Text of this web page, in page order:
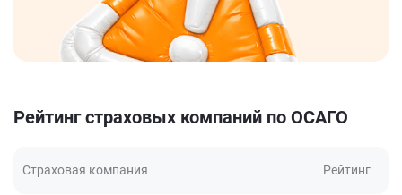
Рейтинг страховых компаний по ОСАГО
Страховая компания Рейтинг